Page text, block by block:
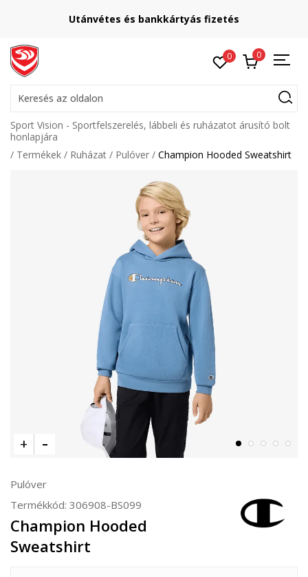
Utánvétes és bankkártyás fizetés
0 0
Keresés az oldalon
Sport Vision - Sportfelszerelés, lábbeli és ruházatot árusító bolt
honlapjára
Termékek
Ruházat Pulóver Champion Hooded Sweatshirt
Pulóver
Termékkód: 306908-BS099
Champion Hooded
Sweatshirt